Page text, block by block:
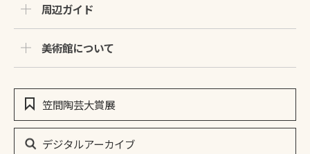
周辺ガイド
美術館について
笠間陶芸大賞展
デジタルアーカイブ